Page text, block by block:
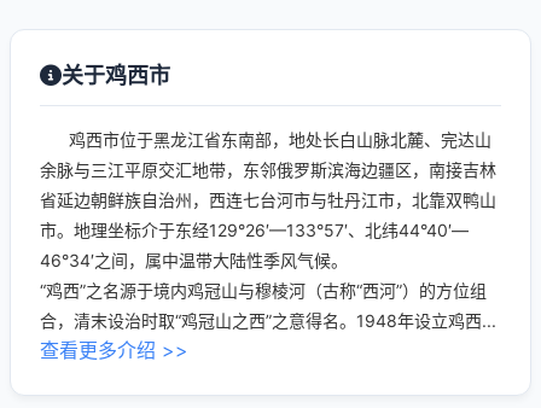
关于鸡西市
鸡西市位于黑龙江省东南部，地处长白山脉北麓、完达山
余脉与三江平原交汇地带，东邻俄罗斯滨海边疆区，南接吉林
省延边朝鲜族自治州，西连七台河市与牡丹江市，北靠双鸭山
市。地理坐标介于东经129°26′—133°57′、北纬44°40′—
46°34′之间，属中温带大陆性季风气候。
“鸡西”之名源于境内鸡冠山与穆棱河（古称“西河”）的方位组
合，清末设治时取“鸡冠山之西”之意得名。1948年设立鸡西...
查看更多介绍 >>